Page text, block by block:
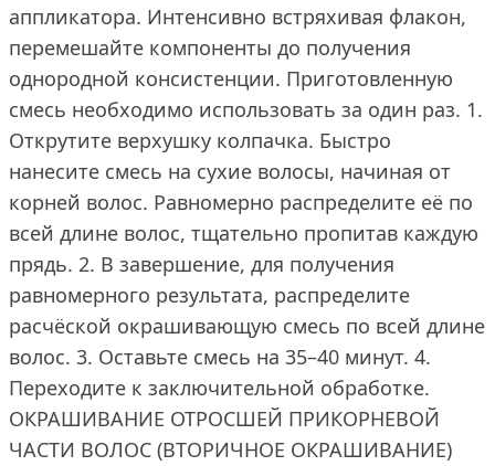
аппликатора. Интенсивно встряхивая флакон,
перемешайте компоненты до получения
однородной консистенции. Приготовленную
смесь необходимо использовать за один раз. 1.
Открутите верхушку колпачка. Быстро
нанесите смесь на сухие волосы, начиная от
корней волос. Равномерно распределите её по
всей длине волос, тщательно пропитав каждую
прядь. 2. В завершение, для получения
равномерного результата, распределите
расчёской окрашивающую смесь по всей длине
волос. 3. Оставьте смесь на 35–40 минут. 4.
Переходите к заключительной обработке.
ОКРАШИВАНИЕ ОТРОСШЕЙ ПРИКОРНЕВОЙ
ЧАСТИ ВОЛОС (ВТОРИЧНОЕ ОКРАШИВАНИЕ)